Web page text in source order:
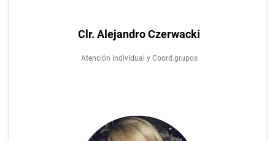
Clr. Alejandro Czerwacki
Atención individual y Coord.grupos